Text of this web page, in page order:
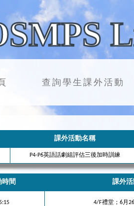
查詢學生課外活動
課外活動名稱
P4-P6英語話劇組評估三後加時訓練
間 課外
4/F禮堂；6月